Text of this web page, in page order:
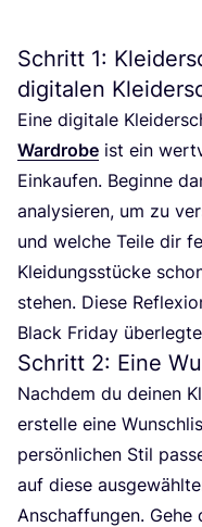
Schritt 1:
digitalen
Eine digi­ta­le
Ward­ro­be ist ein
Ein­kau­fen. Begin­ne
ana­ly­sie­ren, um zu
und wel­che Tei­le dir
Klei­dungs­stü­cke
ste­hen. Die­se
Black Fri­day
Schritt 2: Eine
Nach­dem du dei­nen
erstel­le eine
per­sön­li­chen Stil
auf die­se
Anschaf­fun­gen.